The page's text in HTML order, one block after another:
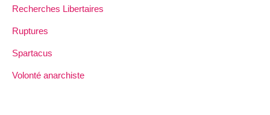
Recherches Libertaires
Ruptures
Spartacus
Volonté anarchiste